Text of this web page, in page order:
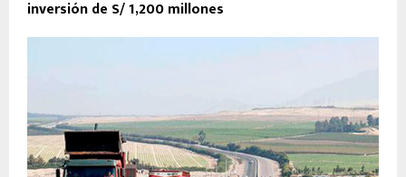
inversión de S/ 1,200 millones